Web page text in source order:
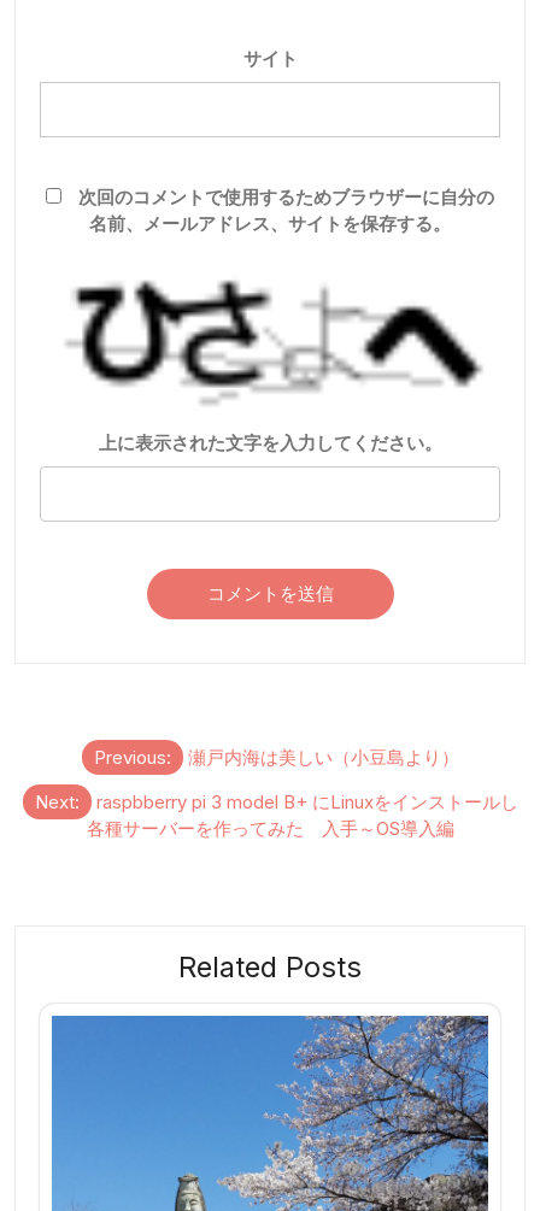
サイト
次回のコメントで使用するためブラウザーに自分の
名前、メールアドレス、サイトを保存する。
上に表示された文字を入力してください。
稿
ナ
Previous:
瀬戸内海は美しい（小豆島より）
Next:
raspbberry pi 3 model B+ にLinuxをインストールし
各種サーバーを作ってみた 入手～OS導入編
Related Posts